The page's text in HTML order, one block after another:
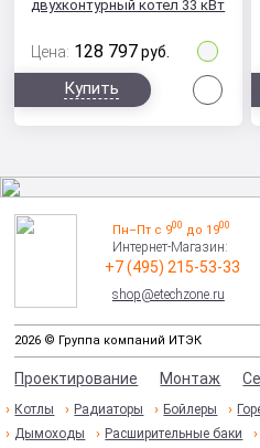
двухконтурный котел 33 кВт
Цена: 128 797 руб.
Купить
Пн–Пт с 900 до 1900
Интернет-Магазин:
+7 (495) 215-53-33
shop@etechzone.ru
2026 © Группа компаний ИТЭК
Проектирование Монтаж
Котлы Радиаторы Бойлеры
Дымоходы
Расширительные баки